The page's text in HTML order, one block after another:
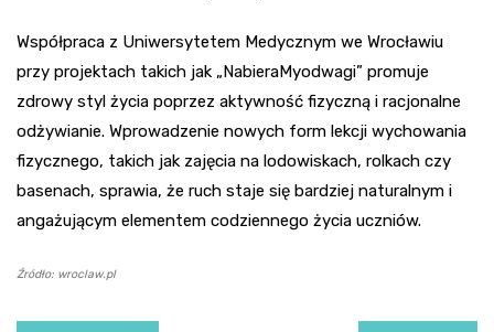
Współpraca z Uniwersytetem Medycznym we Wrocławiu
przy projektach takich jak „NabieraMyodwagi” promuje
zdrowy styl życia poprzez aktywność fizyczną i racjonalne
odżywianie. Wprowadzenie nowych form lekcji wychowania
fizycznego, takich jak zajęcia na lodowiskach, rolkach czy
basenach, sprawia, że ruch staje się bardziej naturalnym i
angażującym elementem codziennego życia uczniów.
Źródło: wroclaw.pl